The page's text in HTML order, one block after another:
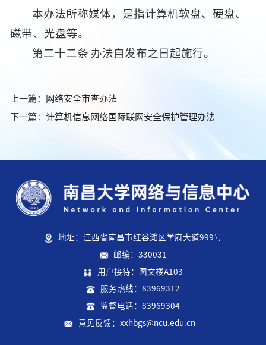
本办法所称媒体，是指计算机软盘、硬盘、
磁带、光盘等。
第二十二条 办法自发布之日起施行。
上一篇： 网络安全审查办法
下一篇： 计算机信息网络国际联网安全保护管理办法
地址：江西省南昌市红谷滩区学府大道999号
邮编：330031
用户接待：图文楼A103
服务热线：83969312
监督电话：83969304
意见反馈：xxhbgs@ncu.edu.cn